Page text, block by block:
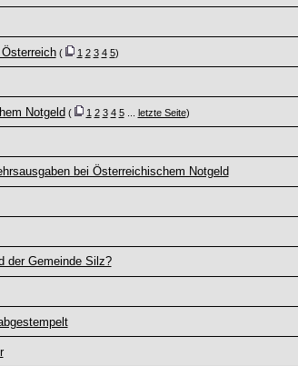
( 1 2 3 4 5)
Notgeld ( 1 2 3 4 5... letzte Seite)
bei Österreichischem Notgeld
der Gemeinde Silz?